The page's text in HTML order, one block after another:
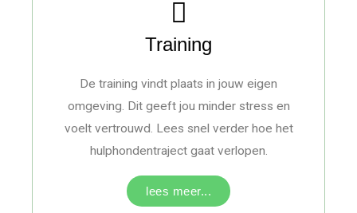
Training
De training vindt plaats in jouw eigen
omgeving. Dit geeft jou minder stress en
voelt vertrouwd. Lees snel verder hoe het
hulphondentraject gaat verlopen.
lees meer...